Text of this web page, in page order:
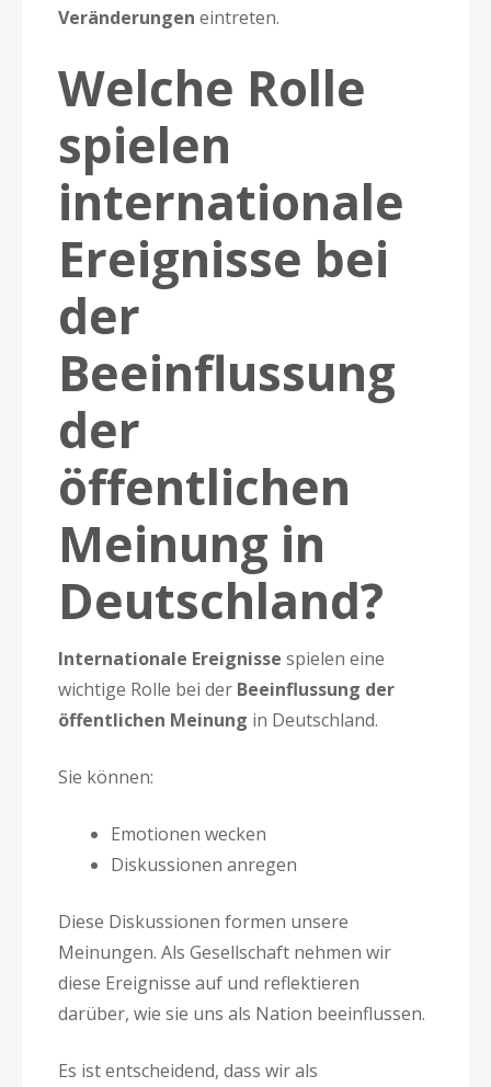
Veränderungen eintreten.
Welche Rolle
spielen
internationale
Ereignisse bei
der
Beeinflussung
der
öffentlichen
Meinung in
Deutschland?
Internationale Ereignisse spielen eine
wichtige Rolle bei der Beeinflussung der
öffentlichen Meinung in Deutschland.
Sie können:
Emotionen wecken
Diskussionen anregen
Diese Diskussionen formen unsere
Meinungen. Als Gesellschaft nehmen wir
diese Ereignisse auf und reflektieren
darüber, wie sie uns als Nation beeinflussen.
Es ist entscheidend, dass wir als